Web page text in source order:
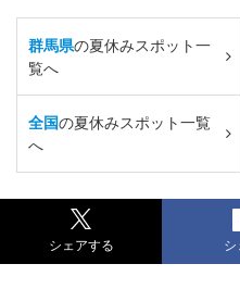
群馬県の夏休みスポット一
覧へ
全国の夏休みスポット一覧
へ
シェアする